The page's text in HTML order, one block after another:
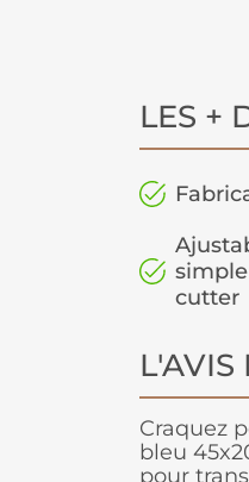
LES +
cutter
L'AVIS
Craquez
bleu
pour